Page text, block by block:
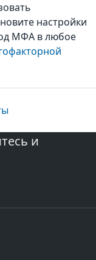
настройки
МФА в любое
и